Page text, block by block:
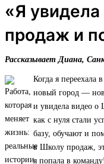
«Я
продаж и
Рассказывает Диана,
Когда я переехала
новый город —
и увидела видео о
как с нуля стали
базу, обучают и
в Школу продаж,
я попала в команду!